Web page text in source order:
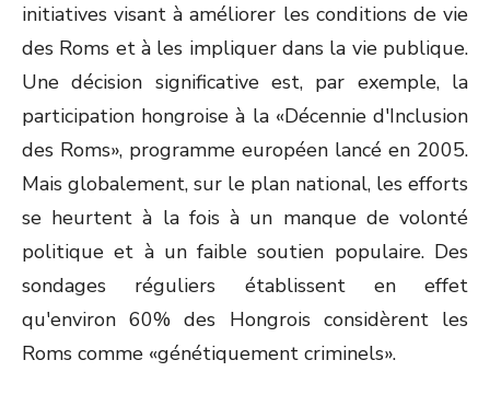
initiatives visant à améliorer les conditions de vie
des Roms et à les impliquer dans la vie publique.
Une décision significative est, par exemple, la
participation hongroise à la «Décennie d'Inclusion
des Roms», programme européen lancé en 2005.
Mais globalement, sur le plan national, les efforts
se heurtent à la fois à un manque de volonté
politique et à un faible soutien populaire. Des
sondages réguliers établissent en effet
qu'environ 60% des Hongrois considèrent les
Roms comme «génétiquement criminels».